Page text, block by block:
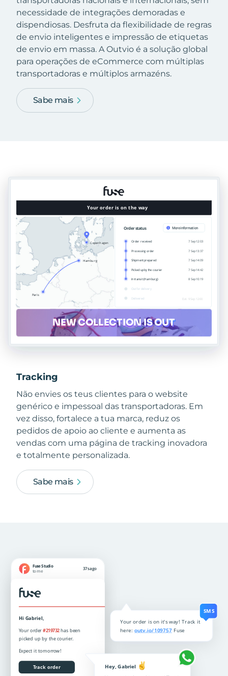
necessidade de integrações demoradas e
dispendiosas. Desfruta da flexibilidade de regras
de envio inteligentes e impressão de etiquetas
de envio em massa. A Outvio é a solução global
para operações de eCommerce com múltiplas
transportadoras e múltiplos armazéns.
Sabe mais
Tracking
Não envies os teus clientes para o website
genérico e impessoal das transportadoras. Em
vez disso, fortalece a tua marca, reduz os
pedidos de apoio ao cliente e aumenta as
vendas com uma página de tracking inovadora
e totalmente personalizada.
Sabe mais